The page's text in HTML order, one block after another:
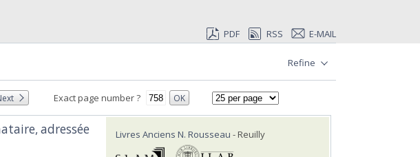
PDF RSS E-MAIL
Refine
Exact page number ? OK
adressée
Livres Anciens N. Rousseau - Reuilly